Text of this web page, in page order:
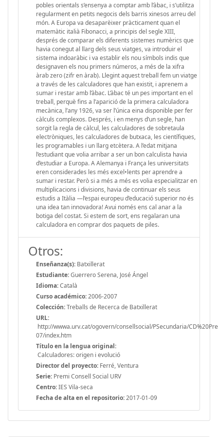
pobles orientals s’ensenya a comptar amb l’àbac, i s’utilitza
regularment en petits negocis dels barris xinesos arreu del
món. A Europa va desaparèixer pràcticament quan el
matemàtic italià Fibonacci, a principis del segle XIII,
després de comparar els diferents sistemes numèrics que
havia conegut al llarg dels seus viatges, va introduir el
sistema indoaràbic i va establir els nou símbols indis que
designaven els nou primers números, a més de la xifra
àrab zero (zifr en àrab). Llegint aquest treball fem un viatge
a través de les calculadores que han existit, i aprenem a
sumar i restar amb l’àbac. L’àbac té un pes important en el
treball, perquè fins a l’aparició de la primera calculadora
mecànica, l’any 1926, va ser l’única eina disponible per fer
càlculs complexos. Després, i en menys d’un segle, han
sorgit la regla de càlcul, les calculadores de sobretaula
electròniques, les calculadores de butxaca, les científiques,
les programables i un llarg etcètera. A l’edat mitjana
l’estudiant que volia arribar a ser un bon calculista havia
d’estudiar a Europa. A Alemanya i França les universitats
eren considerades les més excel•lents per aprendre a
sumar i restar. Però si a més a més es volia especialitzar en
multiplicacions i divisions, havia de continuar els seus
estudis a Itàlia —l’espai europeu d’educació superior no és
una idea tan innovadora! Avui només ens cal anar a la
botiga del costat. Si estem de sort, ens regalaran una
calculadora en comprar dos paquets de piles.
Otros:
Enseñanza(s): Batxillerat
Estudiante:Guerrero Serena, José Ángel
Idioma:Català
Curso académico:2006-2007
Colección:Treballs de Recerca de Batxillerat
URL:
http://wwwa.urv.cat/ogovern/consellsocial/PSecundaria/
07/index.htm
Título en la lengua original:
Calculadores: origen i evolució
Director del proyecto: Ferré, Ventura
Serie: Premi Consell Social URV
Centro:IES Vila-seca
Fecha de alta en el repositorio:2017-01-09